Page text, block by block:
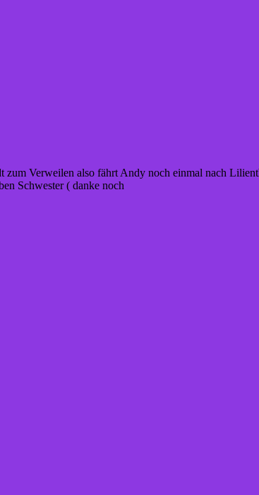
Verweilen also fährt Andy noch einmal nach
Schwester ( danke noch